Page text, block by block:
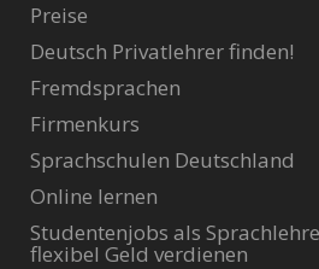
Preise
Deutsch Privatlehrer finden!
Fremdsprachen
Firmenkurs
Sprachschulen Deutschland
Online lernen
Studentenjobs als
flexibel Geld verdienen